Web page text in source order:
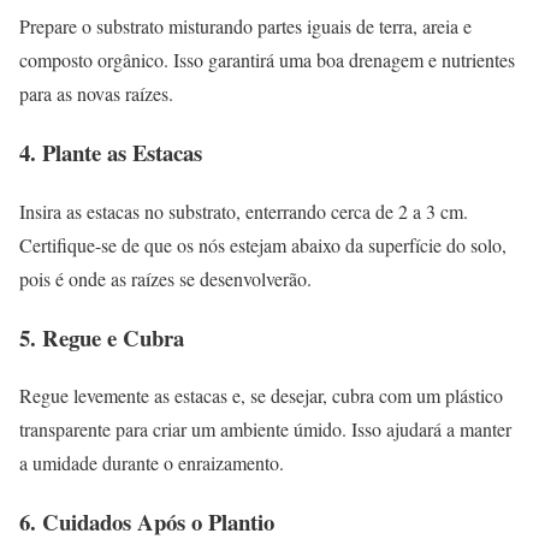
Prepare o substrato misturando partes iguais de terra, areia e
composto orgânico. Isso garantirá uma boa drenagem e nutrientes
para as novas raízes.
4. Plante as Estacas
Insira as estacas no substrato, enterrando cerca de 2 a 3 cm.
Certifique-se de que os nós estejam abaixo da superfície do solo,
pois é onde as raízes se desenvolverão.
5. Regue e Cubra
Regue levemente as estacas e, se desejar, cubra com um plástico
transparente para criar um ambiente úmido. Isso ajudará a manter
a umidade durante o enraizamento.
6. Cuidados Após o Plantio